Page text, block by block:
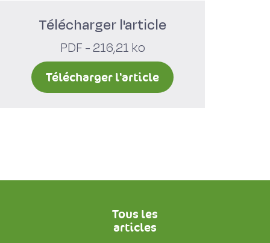
Télécharger l'article
PDF - 216,21 ko
Télécharger l'article
Tous les
articles